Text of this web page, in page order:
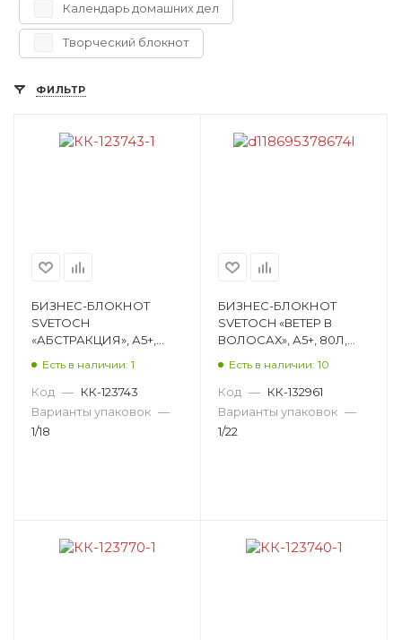
Календарь домашних дел
Творческий блокнот
ФИЛЬТР
БИЗНЕС-БЛОКНОТ
SVETOCH
«АБСТРАКЦИЯ», А5+,
ГЛЯНЦЕВАЯ
ЛАМИНАЦИЯ, РИСУНО
000408
Есть в наличии: 1
Код — КК-123743
Варианты упаковок —
1/18
БИЗНЕС-БЛОКНОТ
SVETOCH «ВЕТЕР В
ВОЛОСАХ», А5+, 80Л,
ЛАМИНАЦИЯ,
ВЫБОРОЧНЫЙ ЛА
80ББТ5_93_5_1_000944
Есть в наличии: 10
Код — КК-132961
Варианты упаковок —
1/22